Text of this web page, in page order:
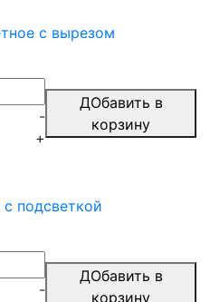
с вырезом
-
+
ДОбавить в
корзину
подсветкой
-
ДОбавить в
корзину